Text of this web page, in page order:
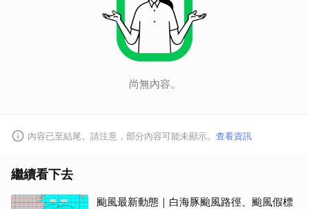
尚無內容。
內容已至結尾。請注意，部分內容可能未顯示。 查看資訊
繼續看下去
颱風最新動態｜白海豚颱風路徑、颱風假標